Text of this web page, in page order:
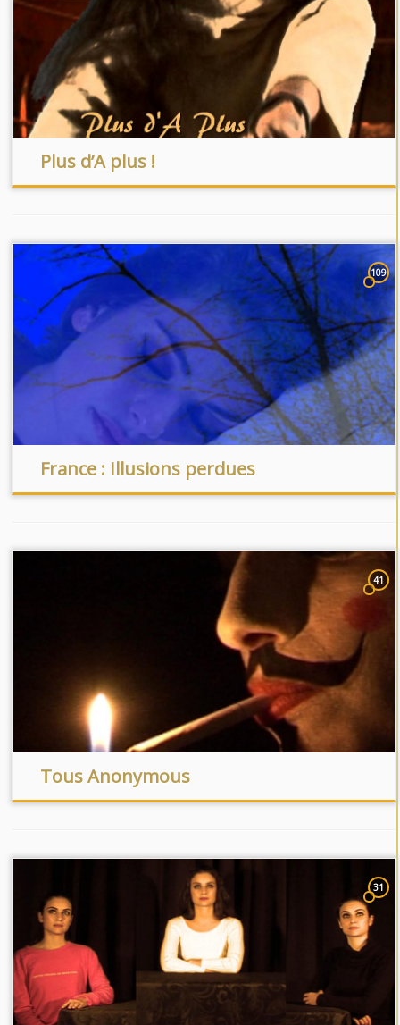
Plus d’A plus !
109
France : Illusions perdues
41
Tous Anonymous
31